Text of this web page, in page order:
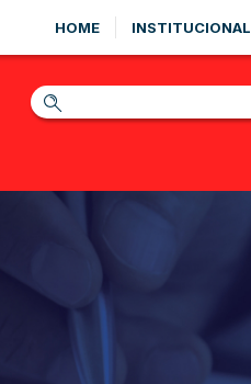
HOME INSTITUCIONAL